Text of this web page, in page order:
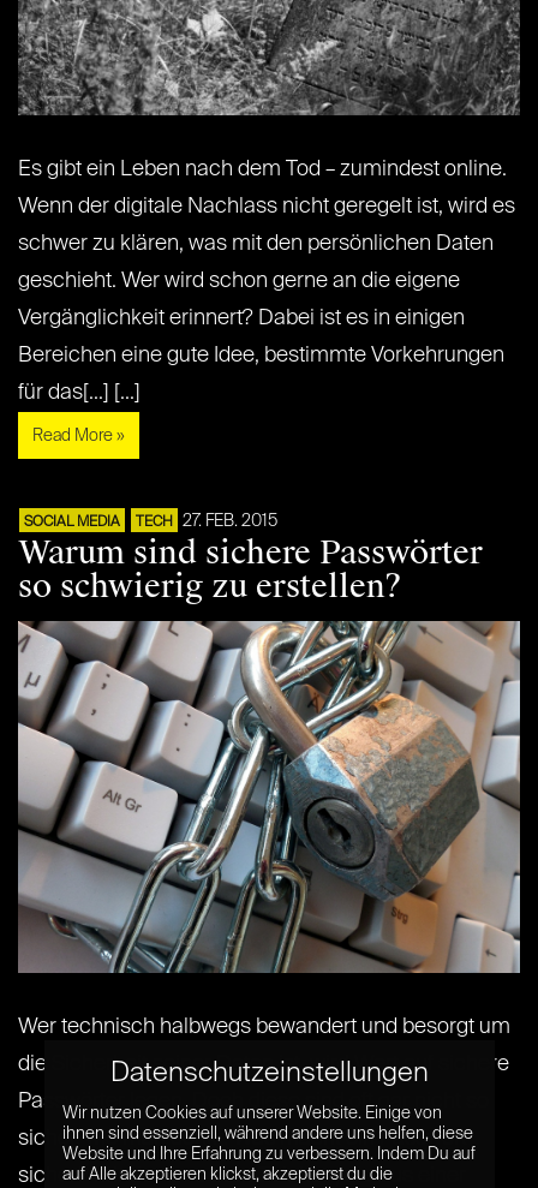
Es gibt ein Leben nach dem Tod – zumindest online.
Wenn der digitale Nachlass nicht geregelt ist, wird es
schwer zu klären, was mit den persönlichen Daten
geschieht. Wer wird schon gerne an die eigene
Vergänglichkeit erinnert? Dabei ist es in einigen
Bereichen eine gute Idee, bestimmte Vorkehrungen
für das[...] [...]
Read More »
SOCIAL MEDIA TECH 27. FEB. 2015
Warum sind sichere Passwörter
so schwierig zu erstellen?
Wer technisch halbwegs bewandert und besorgt um
die Sicherheit seiner Daten ist, wird Wert auf sichere
Passwörter legen. Doch diese sind oft gar nicht so
sicher, wie man denkt. Was macht ein Passwort
sicher? Mindestens acht Zeichen, die aus einer
Datenschutzeinstellungen
Wir nutzen Cookies auf unserer Website. Einige von
ihnen sind essenziell, während andere uns helfen, diese
Website und Ihre Erfahrung zu verbessern. Indem Du auf
auf Alle akzeptieren klickst, akzeptierst du die